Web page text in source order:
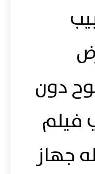
دون
فيلم
جهاز